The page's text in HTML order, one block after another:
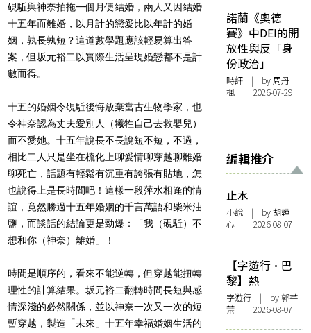
硯駈與神奈拍拖一個月便結婚，兩人又因結婚
十五年而離婚，以月計的戀愛比以年計的婚
姻，孰長孰短？這道數學題應該輕易算出答
案，但坂元裕二以實際生活呈現婚戀都不是計
數而得。
十五的婚姻令硯駈後悔放棄當古生物學家，也
令神奈認為丈夫愛別人（犧牲自己去救嬰兒）
而不愛她。十五年說長不長說短不短，不過，
相比二人只是坐在梳化上聊愛情聊穿越聊離婚
聊死亡，話題有輕鬆有沉重有誇張有貼地，怎
也說得上是長時間吧！這樣一段萍水相逢的情
誼，竟然勝過十五年婚姻的千言萬語和柴米油
鹽，而談話的結論更是勁爆：「我（硯駈）不
想和你（神奈）離婚」！
時間是順序的，看來不能逆轉，但穿越能扭轉
理性的計算結果。坂元裕二翻轉時間長短與感
情深淺的必然關係，並以神奈一次又一次的短
暫穿越，製造「未來」十五年幸福婚姻生活的
諾蘭《奧德
賽》中DEI的開
放性與反「身
份政治」
時評 | by周丹
楓 | 2026-07-29
編輯推介
止水
小說 | by 胡韡
心 | 2026-08-07
【字遊行·巴
黎】熱
字遊行 | by 郭芊
葉 | 2026-08-07